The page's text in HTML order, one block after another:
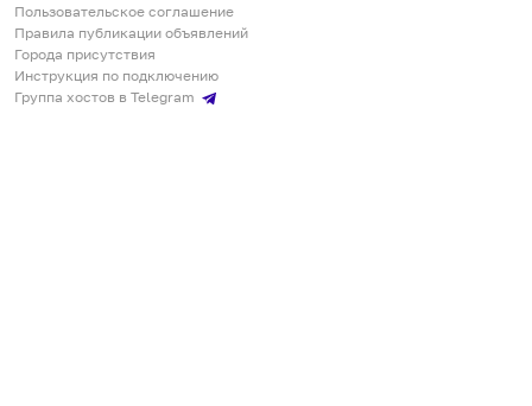
Пользовательское соглашение
Правила публикации объявлений
Города присутствия
Инструкция по подключению
Группа хостов в Telegram